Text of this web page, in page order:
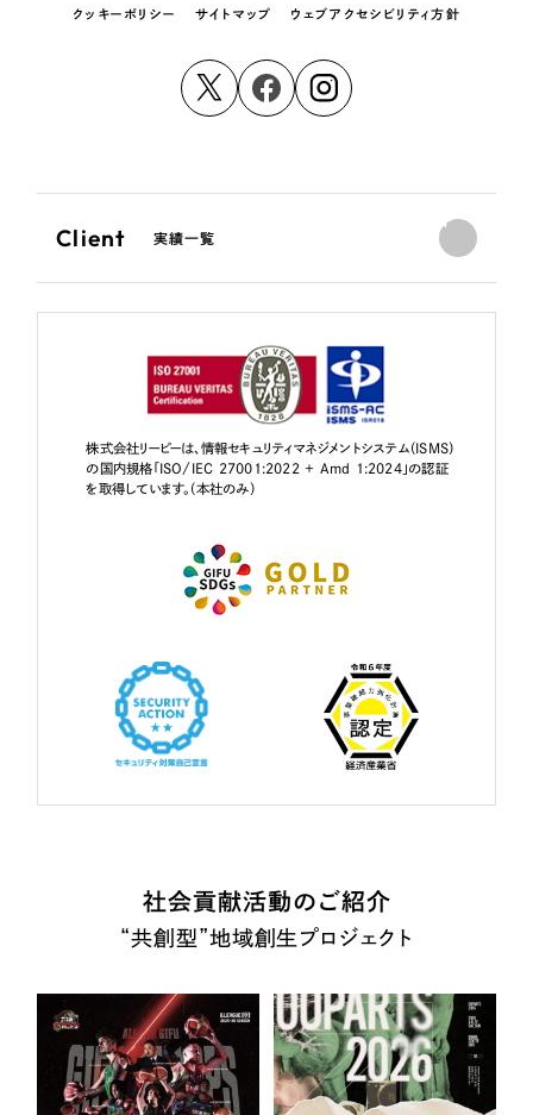
クッキーポリシー サイトマップ ウェブアクセシビリティ方針
Client 実績一覧
株式会社リーピーは、情報セキュリティマネジメントシステム（ISMS）
の国内規格「ISO/IEC 27001:2022 + Amd 1:2024」の認証
を取得しています。（本社のみ）
社会貢献活動のご紹介
“共創型”地域創生プロジェクト